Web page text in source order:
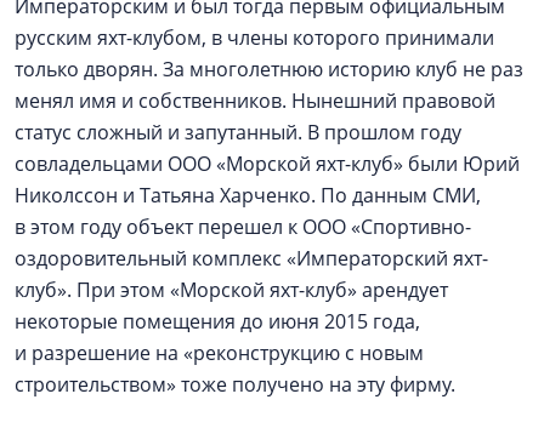
Императорским и был тогда первым официальным
русским яхт-клубом, в члены которого принимали
только дворян. За многолетнюю историю клуб не раз
менял имя и собственников. Нынешний правовой
статус сложный и запутанный. В прошлом году
совладельцами ООО «Морской яхт-клуб» были Юрий
Николссон и Татьяна Харченко. По данным СМИ,
в этом году объект перешел к ООО «Спортивно-
оздоровительный комплекс «Императорский яхт-
клуб». При этом «Морской яхт-клуб» арендует
некоторые помещения до июня 2015 года,
и разрешение на «реконструкцию с новым
строительством» тоже получено на эту фирму.